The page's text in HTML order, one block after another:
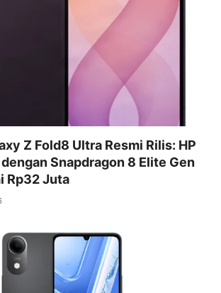
Z Fold8 Ultra Resmi Rilis: HP
Snapdragon 8 Elite Gen
Rp32 Juta